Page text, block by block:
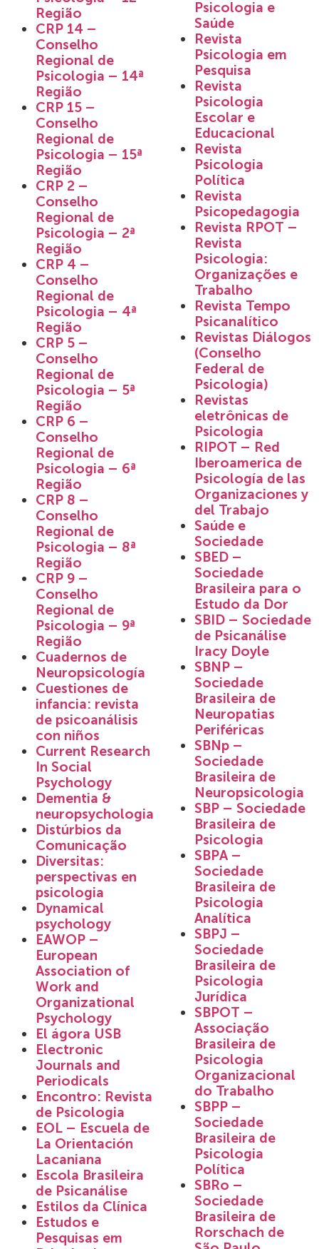
Região
CRP 14 –
Conselho
Regional de
Psicologia – 14ª
Região
CRP 15 –
Conselho
Regional de
Psicologia – 15ª
Região
CRP 2 –
Conselho
Regional de
Psicologia – 2ª
Região
CRP 4 –
Conselho
Regional de
Psicologia – 4ª
Região
CRP 5 –
Conselho
Regional de
Psicologia – 5ª
Região
CRP 6 –
Conselho
Regional de
Psicologia – 6ª
Região
CRP 8 –
Conselho
Regional de
Psicologia – 8ª
Região
CRP 9 –
Conselho
Regional de
Psicologia – 9ª
Região
Cuadernos de
Neuropsicología
Cuestiones de
infancia: revista
de psicoanálisis
con niños
Current Research
In Social
Psychology
Dementia &
neuropsychologia
Distúrbios da
Comunicação
Diversitas:
perspectivas en
psicologia
Dynamical
psychology
EAWOP –
European
Association of
Work and
Organizational
Psychology
El ágora USB
Electronic
Journals and
Periodicals
Encontro: Revista
de Psicologia
EOL – Escuela de
La Orientación
Lacaniana
Escola Brasileira
de Psicanálise
Estilos da Clínica
Estudos e
Pesquisas em
Psicologia e
Saúde
Revista
Psicologia em
Pesquisa
Revista
Psicologia
Escolar e
Educacional
Revista
Psicologia
Política
Revista
Psicopedagogia
Revista RPOT –
Revista
Psicologia:
Organizações e
Trabalho
Revista Tempo
Psicanalítico
Revistas Diálogos
(Conselho
Federal de
Psicologia)
Revistas
eletrônicas de
Psicologia
RIPOT – Red
Iberoamerica de
Psicología de las
Organizaciones y
del Trabajo
Saúde e
Sociedade
SBED –
Sociedade
Brasileira para o
Estudo da Dor
SBID – Sociedade
de Psicanálise
Iracy Doyle
SBNP –
Sociedade
Brasileira de
Neuropatias
Periféricas
SBNp –
Sociedade
Brasileira de
Neuropsicologia
SBP – Sociedade
Brasileira de
Psicologia
SBPA –
Sociedade
Brasileira de
Psicologia
Analítica
SBPJ –
Sociedade
Brasileira de
Psicologia
Jurídica
SBPOT –
Associação
Brasileira de
Psicologia
Organizacional
do Trabalho
SBPP –
Sociedade
Brasileira de
Psicologia
Política
SBRo –
Sociedade
Brasileira de
Rorschach de